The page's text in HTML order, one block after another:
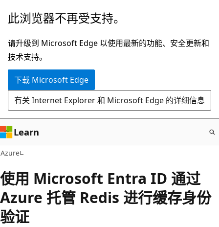
跳
主
要
内
此浏览器不再受支持。
请升级到 Microsoft Edge 以使用最新的功能、安全更新和
技术支持。
下载 Microsoft Edge
有关 Internet Explorer 和 Microsoft Edge 的详细信息
Learn
Azure
使用 Microsoft Entra ID 通过
Azure 托管 Redis 进行缓存身份
验证